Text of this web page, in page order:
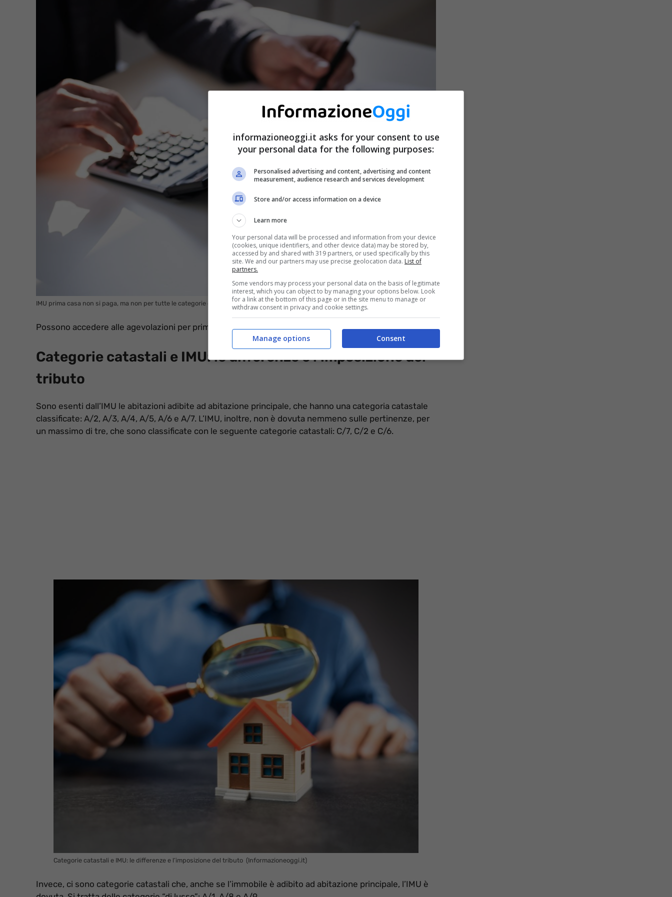
IMU prima casa non si paga, ma non per tutte le categorie catastali (Informazioneoggi.it)
Possono accedere alle agevolazioni per prima casa le categorie catastali non considerate di lusso.
Categorie catastali e IMU: le differenze e l’imposizione del
tributo
Sono esenti dall’IMU le abitazioni adibite ad abitazione principale, che hanno una categoria catastale
classificate: A/2, A/3, A/4, A/5, A/6 e A/7. L’IMU, inoltre, non è dovuta nemmeno sulle pertinenze, per
un massimo di tre, che sono classificate con le seguente categorie catastali: C/7, C/2 e C/6.
Categorie catastali e IMU: le differenze e l’imposizione del tributo (Informazioneoggi.it)
Invece, ci sono categorie catastali che, anche se l’immobile è adibito ad abitazione principale, l’IMU è
informazioneoggi.it asks for your consent to use
your personal data for the following purposes:
Personalised advertising and content, advertising and content
measurement, audience research and services development
Store and/or access information on a device
Learn more
Your personal data will be processed and information from your device
(cookies, unique identifiers, and other device data) may be stored by,
accessed by and shared with 319 partners, or used specifically by this
site. We and our partners may use precise geolocation data. List of
partners.
Some vendors may process your personal data on the basis of legitimate
interest, which you can object to by managing your options below. Look
for a link at the bottom of this page or in the site menu to manage or
withdraw consent in privacy and cookie settings.
Consent
Manage options